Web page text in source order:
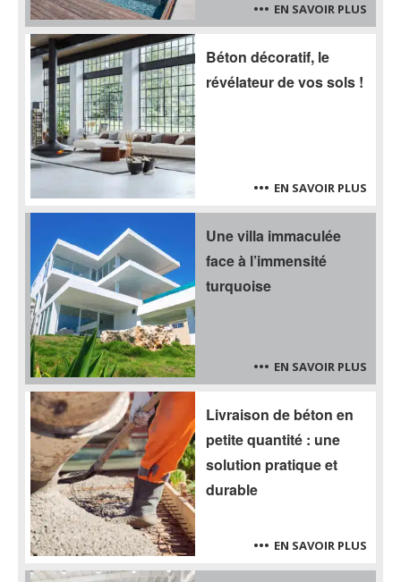
EN SAVOIR PLUS
Béton décoratif, le
révélateur de vos sols !
EN SAVOIR PLUS
Une villa immaculée
face à l’immensité
turquoise
EN SAVOIR PLUS
Livraison de béton en
petite quantité : une
solution pratique et
durable
EN SAVOIR PLUS